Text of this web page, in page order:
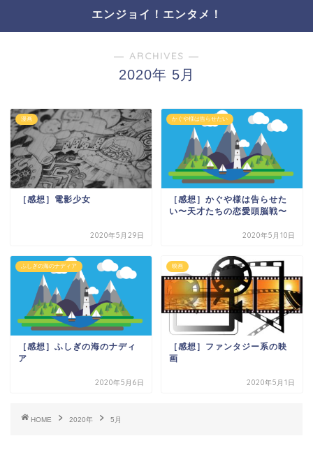
エンジョイ！エンタメ！
― ARCHIVES ―
2020年 5月
漫画
［感想］電影少女
2020年5月29日
かぐや様は告らせたい
［感想］かぐや様は告らせた
い〜天才たちの恋愛頭脳戦〜
2020年5月10日
ふしぎの海のナディア
［感想］ふしぎの海のナディ
ア
2020年5月6日
映画
［感想］ファンタジー系の映
画
2020年5月1日
HOME 2020年 5月